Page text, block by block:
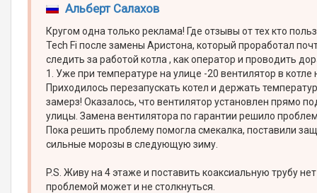
Альберт Салахов
Кругом одна только реклама! Где отзывы от тех кто
Tech Fi после замены Аристона, который проработал
следить за работой котла , как оператор и проводить
1. Уже при температуре на улице -20 вентилятор в
Приходилось перезапускать котел и держать
замерз! Оказалось, что вентилятор установлен прямо
улицы. Замена вентилятора по гарантии решило
Пока решить проблему помогла смекалка, поставили
сильные морозы в следующую зиму.
P.S. Живу на 4 этаже и поставить коаксиальную трубу
проблемой может и не столкнуться.